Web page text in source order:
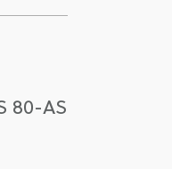
80-AS